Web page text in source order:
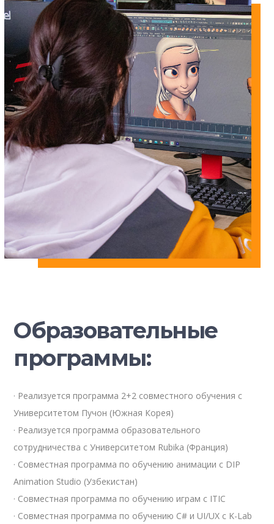
Образовательные
программы:
· Реализуется программа 2+2 совместного обучения с
Университетом Пучон (Южная Корея)
· Реализуется программа образовательного
сотрудничества с Университетом Rubika (Франция)
· Совместная программа по обучению анимации с DIP
Animation Studio (Узбекистан)
· Совместная программа по обучению играм с ITIC
· Совместная программа по обучению C# и UI/UX с K-Lab